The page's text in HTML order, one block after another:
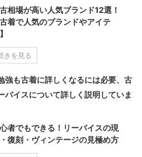
相場が高い人気ブランド12選！
古着で人気のブランドやアイテ
きを見る
強も古着に詳しくなるには必要、古
バイスについて詳しく説明していま
者でもできる！リーバイスの現
復刻・ヴィンテージの見極め方